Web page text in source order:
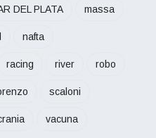
DEL PLATA massa
nafta
racing river robo
scaloni
vacuna